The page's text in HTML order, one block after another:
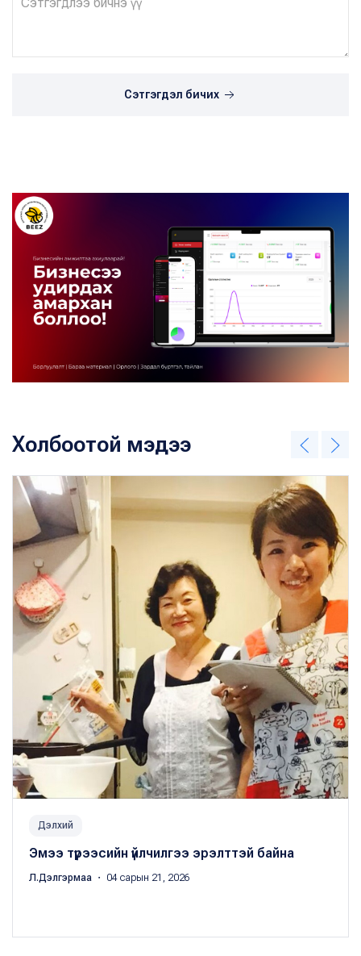
Сэтгэгдэл бичих
Холбоотой мэдээ
Дэлхий
Эмээ түрээсийн үйлчилгээ эрэлттэй байна
Л.Дэлгэрмаа ・ 04 сарын 21, 2026